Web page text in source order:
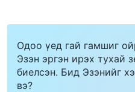
Одоо үед гай гамшиг
Эзэн эргэн ирэх тухай
биелсэн. Бид Эзэнийг
вэ?